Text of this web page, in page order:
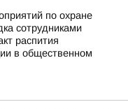
по охране
сотрудниками
распития
в общественном